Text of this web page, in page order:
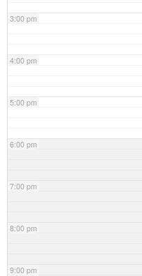
3:00 pm
4:00 pm
5:00 pm
6:00 pm
7:00 pm
8:00 pm
9:00 pm